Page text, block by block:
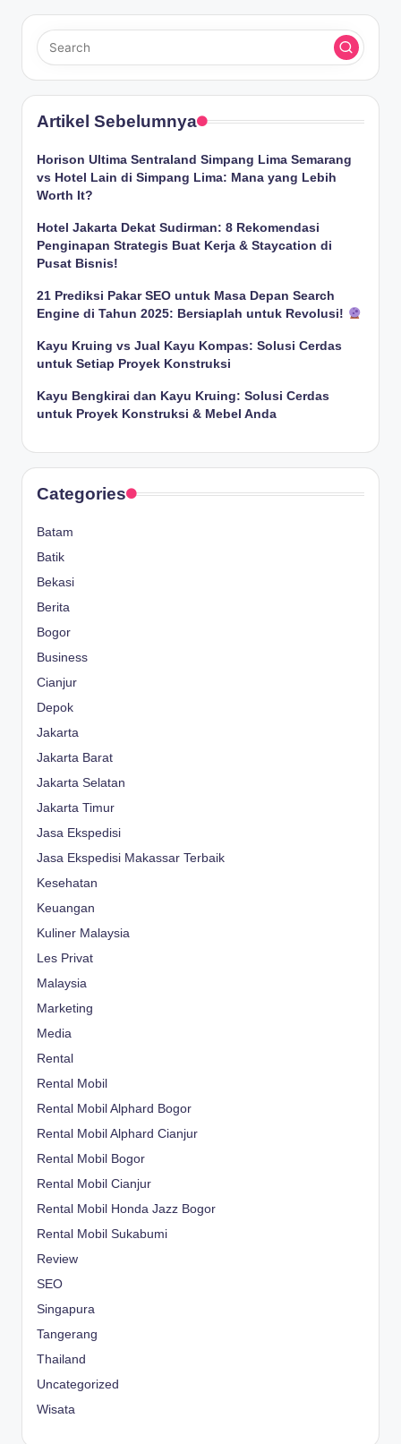
Artikel Sebelumnya
Horison Ultima Sentraland Simpang Lima Semarang
vs Hotel Lain di Simpang Lima: Mana yang Lebih
Worth It?
Hotel Jakarta Dekat Sudirman: 8 Rekomendasi
Penginapan Strategis Buat Kerja & Staycation di
Pusat Bisnis!
21 Prediksi Pakar SEO untuk Masa Depan Search
Engine di Tahun 2025: Bersiaplah untuk Revolusi!
Kayu Kruing vs Jual Kayu Kompas: Solusi Cerdas
untuk Setiap Proyek Konstruksi
Kayu Bengkirai dan Kayu Kruing: Solusi Cerdas
untuk Proyek Konstruksi & Mebel Anda
Categories
Batam
Batik
Bekasi
Berita
Bogor
Business
Cianjur
Depok
Jakarta
Jakarta Barat
Jakarta Selatan
Jakarta Timur
Jasa Ekspedisi
Jasa Ekspedisi Makassar Terbaik
Kesehatan
Keuangan
Kuliner Malaysia
Les Privat
Malaysia
Marketing
Media
Rental
Rental Mobil
Rental Mobil Alphard Bogor
Rental Mobil Alphard Cianjur
Rental Mobil Bogor
Rental Mobil Cianjur
Rental Mobil Honda Jazz Bogor
Rental Mobil Sukabumi
Review
SEO
Singapura
Tangerang
Thailand
Uncategorized
Wisata